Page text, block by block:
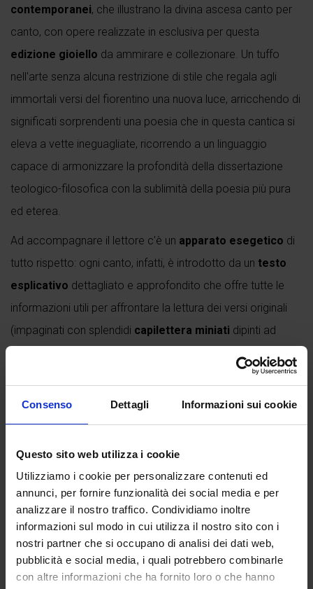
Consenso Dettagli Informazioni sui cookie
Questo sito web utilizza i cookie
Utilizziamo i cookie per personalizzare contenuti ed
annunci, per fornire funzionalità dei social media e per
analizzare il nostro traffico. Condividiamo inoltre
informazioni sul modo in cui utilizza il nostro sito con i
nostri partner che si occupano di analisi dei dati web,
pubblicità e social media, i quali potrebbero combinarle
con altre informazioni che ha fornito loro o che hanno
contemporanei, che illustrano la divina ascesa canto per
canto, con opere realizzate in esclusiva per questa
edizione gioiello da ammirare e collezionare. Un tuffo
nell'arte senza alcuna restrizione di stile che regala agli
immortali versi del fiorentino una nuova luce, arricchendo di
significati sorprendenti una poesia che in questa cantica si
eleva a vette ineguagliate, ricorrendo a un linguaggio
capace di armonizzare la profondità della dissertazione
teologico-filosofica con la sublimità della poesia più pura
ed eterea.
Ad accompagnare il lettore c'è un apparato esegetico di
tutto rispetto: ogni canto, infatti, è introdotto da un testo
esplicativo dettagliato e approfondito che offre tutte le
informazioni utili per affrontare la lettura dei versi originali
(impaginati con splendidi capilettera miniati dipinti ad
necessità di ulteriori commenti o parafrasi. L'autorevole
"Introduzione al poema" e...
Continua a leggere
Recensioni
Ancora non ci sono recensioni.
Recensisci per primo “Divina Commedia – Paradiso”